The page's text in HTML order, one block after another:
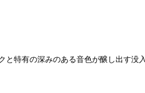
と特有の深みのある音色が醸し出す